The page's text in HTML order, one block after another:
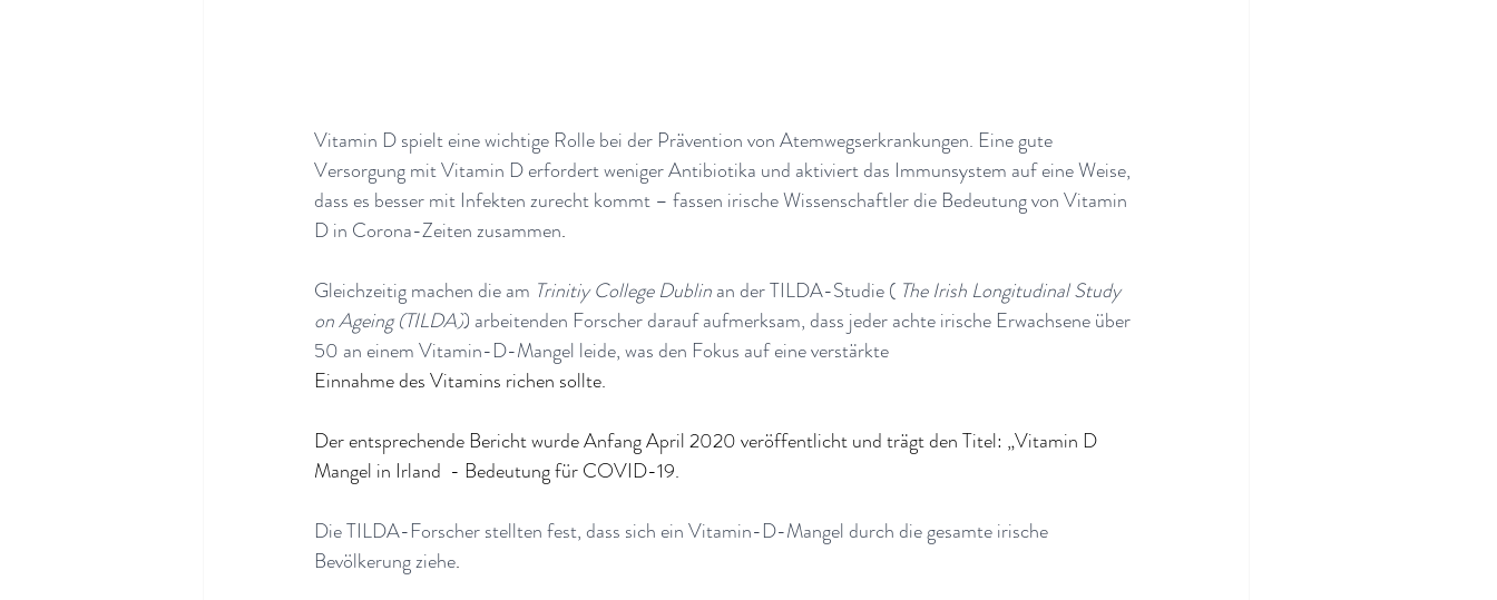
Vitamin D spielt eine wichtige Rolle bei der Prävention von Atemwegserkrankungen. Eine gute
Versorgung mit Vitamin D erfordert weniger Antibiotika und aktiviert das Immunsystem auf eine Weise,
dass es besser mit Infekten zurecht kommt – fassen irische Wissenschaftler die Bedeutung von Vitamin
D in Corona-Zeiten zusammen.
Gleichzeitig machen die am Trinitiy College Dublin an der TILDA-Studie ( The Irish Longitudinal Study
on Ageing (TILDA)) arbeitenden Forscher darauf aufmerksam, dass jeder achte irische Erwachsene über
50 an einem Vitamin-D-Mangel leide, was den Fokus auf eine verstärkte
Einnahme des Vitamins richen sollte.
Der entsprechende Bericht wurde Anfang April 2020 veröffentlicht und trägt den Titel: „Vitamin D
Mangel in Irland  - Bedeutung für COVID-19.
Die TILDA-Forscher stellten fest, dass sich ein Vitamin-D-Mangel durch die gesamte irische
Bevölkerung ziehe.